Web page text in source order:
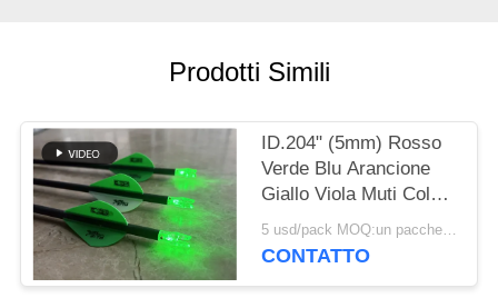
POLITICA
SULLA
PRIVACY
Prodotti Simili
ID.204" (5mm) Rosso
Verde Blu Arancione
Giallo Viola Muti Colore
Nocks a Freccia
Illuminati Con
5 usd/pack MOQ:un pacchetto
CONTATTO